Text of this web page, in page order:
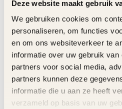
Deze website maakt gebruik
We gebruiken cookies om
personaliseren, om functies
en om ons websiteverkeer te
informatie over uw gebruik
partners voor social media,
partners kunnen deze
informatie die u aan ze heeft
verzameld op basis van uw
Handvatten
Slijtvast
Banden
Velgen
Staal
Asdikte voor
10 mm
Asdikte achter
14 mm
Kettingkast
Kunststof
Stuur
Stuurhoogte
Niet